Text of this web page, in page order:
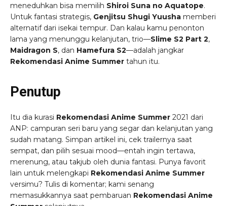
meneduhkan bisa memilih Shiroi Suna no Aquatope.
Untuk fantasi strategis, Genjitsu Shugi Yuusha memberi
alternatif dari isekai tempur. Dan kalau kamu penonton
lama yang menunggu kelanjutan, trio—Slime S2 Part 2,
Maidragon S, dan Hamefura S2—adalah jangkar
Rekomendasi Anime Summer tahun itu.
Penutup
Itu dia kurasi Rekomendasi Anime Summer 2021 dari
ANP: campuran seri baru yang segar dan kelanjutan yang
sudah matang. Simpan artikel ini, cek trailernya saat
sempat, dan pilih sesuai mood—entah ingin tertawa,
merenung, atau takjub oleh dunia fantasi. Punya favorit
lain untuk melengkapi Rekomendasi Anime Summer
versimu? Tulis di komentar; kami senang
memasukkannya saat pembaruan Rekomendasi Anime